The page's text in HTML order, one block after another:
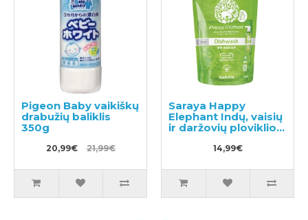
Pigeon Baby vaikiškų
drabužių baliklis
350g
20,99€ 21,99€
Saraya Happy
Elephant Indų, vaisių
ir daržovių ploviklio
užpildas 500ml
14,99€